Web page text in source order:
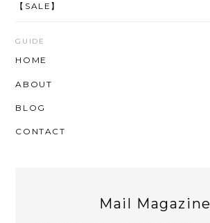
【SALE】
GUIDE
HOME
ABOUT
BLOG
CONTACT
Mail Magazine